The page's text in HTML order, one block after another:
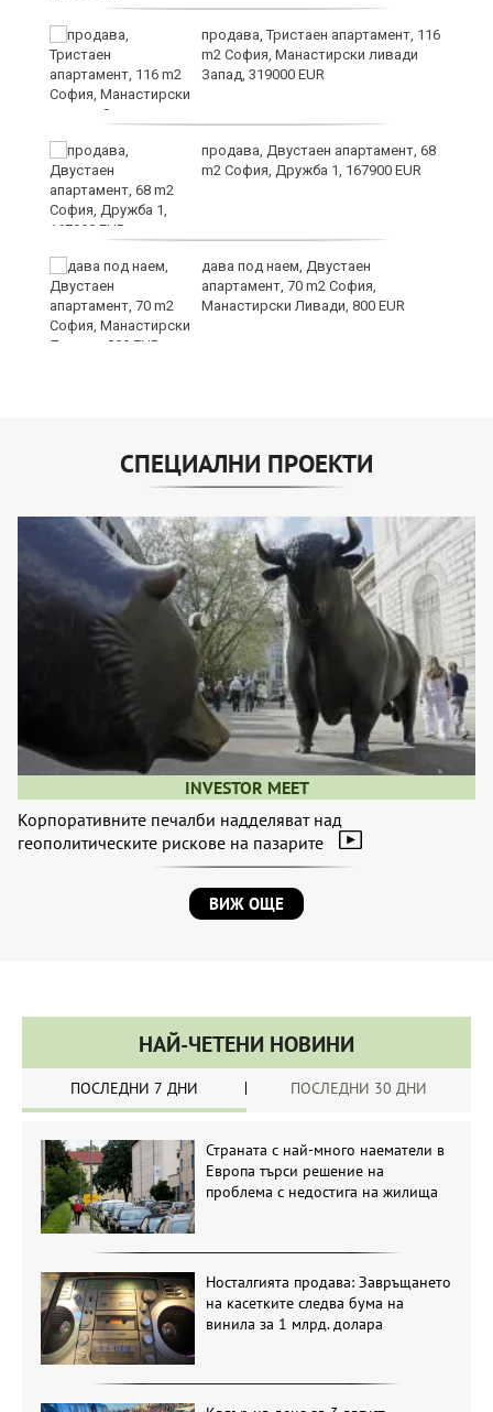
продава, Тристаен апартамент, 116
m2 София, Манастирски ливади
Запад, 319000 EUR
продава, Двустаен апартамент, 68
m2 София, Дружба 1, 167900 EUR
дава под наем, Двустаен
апартамент, 70 m2 София,
Манастирски Ливади, 800 EUR
СПЕЦИАЛНИ ПРОЕКТИ
INVESTOR MEET
Корпоративните печалби надделяват над
геополитическите рискове на пазарите
ВИЖ ОЩЕ
НАЙ-ЧЕТЕНИ НОВИНИ
ПОСЛЕДНИ 7 ДНИ ПОСЛЕДНИ 30 ДНИ
Страната с най-много наематели в
Европа търси решение на
проблема с недостига на жилища
Носталгията продава: Завръщането
на касетките следва бума на
винила за 1 млрд. долара